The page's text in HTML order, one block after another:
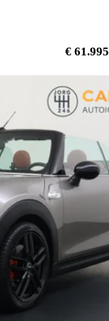
€ 61.995